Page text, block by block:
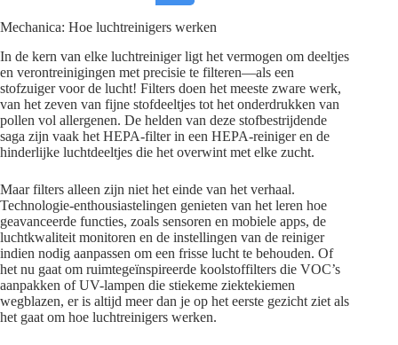
Mechanica: Hoe luchtreinigers werken
In de kern van elke luchtreiniger ligt het vermogen om deeltjes
en verontreinigingen met precisie te filteren—als een
stofzuiger voor de lucht! Filters doen het meeste zware werk,
van het zeven van fijne stofdeeltjes tot het onderdrukken van
pollen vol allergenen. De helden van deze stofbestrijdende
saga zijn vaak het HEPA-filter in een HEPA-reiniger en de
hinderlijke luchtdeeltjes die het overwint met elke zucht.
Maar filters alleen zijn niet het einde van het verhaal.
Technologie-enthousiastelingen genieten van het leren hoe
geavanceerde functies, zoals sensoren en mobiele apps, de
luchtkwaliteit monitoren en de instellingen van de reiniger
indien nodig aanpassen om een frisse lucht te behouden. Of
het nu gaat om ruimtegeïnspireerde koolstoffilters die VOC’s
aanpakken of UV-lampen die stiekeme ziektekiemen
wegblazen, er is altijd meer dan je op het eerste gezicht ziet als
het gaat om hoe luchtreinigers werken.